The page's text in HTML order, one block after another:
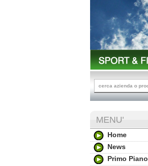
MENU'
Home
News
Primo Piano